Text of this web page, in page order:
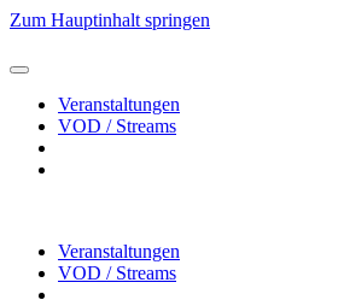
Zum Hauptinhalt springen
Veranstaltungen
VOD / Streams
Veranstaltungen
VOD / Streams